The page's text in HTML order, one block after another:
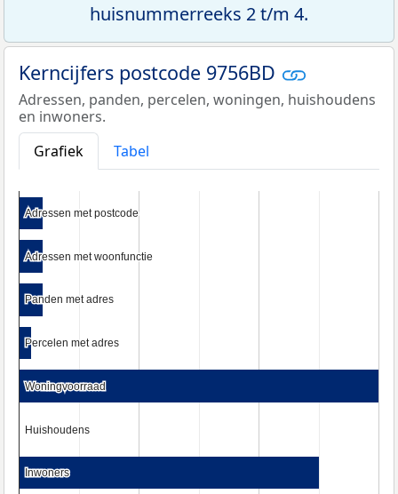
huisnummerreeks 2 t/m 4.
Kerncijfers postcode 9756BD
Adressen, panden, percelen, woningen, huishoudens
en inwoners.
Grafiek
Tabel
Adressen met postcode
Adressen met postcode
Adressen met woonfunctie
Adressen met woonfunctie
Panden met adres
Panden met adres
Percelen met adres
Percelen met adres
Woningvoorraad
Woningvoorraad
Huishoudens
Huishoudens
Inwoners
Inwoners